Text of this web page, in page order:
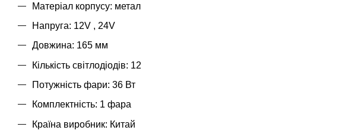
Матеріал корпусу: метал
Напруга: 12V , 24V
Довжина: 165 мм
Кількість світлодіодів: 12
Потужність фари: 36 Вт
Комплектність: 1 фара
Країна виробник: Китай